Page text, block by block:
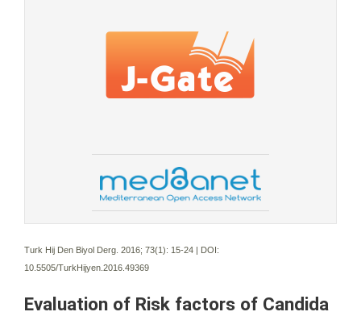
Turk Hij Den Biyol Derg. 2016; 73(1): 15-24 | DOI:
10.5505/TurkHijyen.2016.49369
Evaluation of Risk factors of Candida